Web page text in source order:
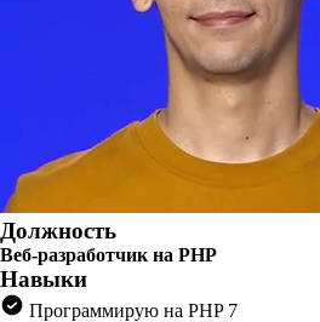
Должность
Веб-разработчик на PHP
Навыки
Программирую на PHP 7